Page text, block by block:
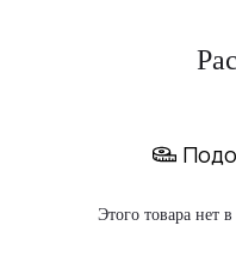
Этого товара нет